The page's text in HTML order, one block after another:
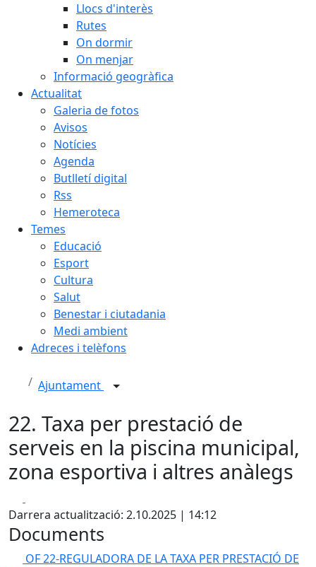
Llocs d'interès
Rutes
On dormir
On menjar
Informació geogràfica
Actualitat
Galeria de fotos
Avisos
Notícies
Agenda
Butlletí digital
Rss
Hemeroteca
Temes
Educació
Esport
Cultura
Salut
Benestar i ciutadania
Medi ambient
Adreces i telèfons
Ajuntament
22. Taxa per prestació de
serveis en la piscina municipal,
zona esportiva i altres anàlegs
Darrera actualització: 2.10.2025 | 14:12
Documents
OF 22-REGULADORA DE LA TAXA PER PRESTACIÓ DE